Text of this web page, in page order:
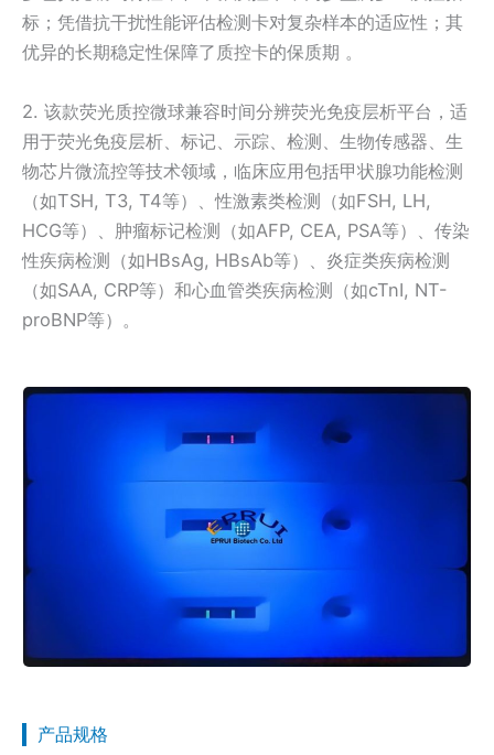
标；凭借抗干扰性能评估检测卡对复杂样本的适应性；其
优异的长期稳定性保障了质控卡的保质期 。
2. 该款荧光质控微球兼容时间分辨荧光免疫层析平台，适
用于荧光免疫层析、标记、示踪、检测、生物传感器、生
物芯片微流控等技术领域，临床应用包括甲状腺功能检测
（如TSH, T3, T4等）、性激素类检测（如FSH, LH,
HCG等）、肿瘤标记检测（如AFP, CEA, PSA等）、传染
性疾病检测（如HBsAg, HBsAb等）、炎症类疾病检测
（如SAA, CRP等）和心血管类疾病检测（如cTnI, NT-
proBNP等）。
产品规格